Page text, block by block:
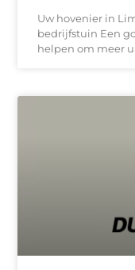
Uw hovenier in
bedrijfstuin Een
helpen om meer